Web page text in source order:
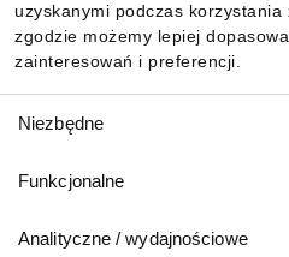
uzyskanymi podczas korzystania
zgodzie możemy lepiej
zainteresowań i preferencji.
zgody
Niezbędne
Funkcjonalne
Analityczne / wydajnościowe